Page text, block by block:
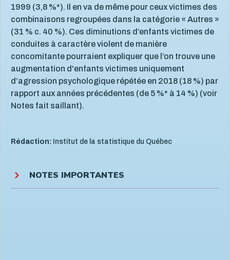
1999 (3,8 %*). Il en va de même pour ceux victimes des
combinaisons regroupées dans la catégorie « Autres »
(31 % c. 40 %). Ces diminutions d’enfants victimes de
conduites à caractère violent de manière
concomitante pourraient expliquer que l’on trouve une
augmentation d'enfants victimes uniquement
d’agression psychologique répétée en 2018 (18 %) par
rapport aux années précédentes (de 5 %* à 14 %) (voir
Notes fait saillant).
Rédaction: Institut de la statistique du Québec
NOTES IMPORTANTES